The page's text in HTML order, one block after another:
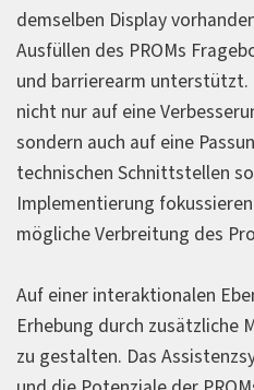
demselben Display
Ausfüllen des PROMs
und barrierearm unterstützt.
nicht nur auf eine
sondern auch auf eine
technischen Schnittstellen
Implementierung
mögliche Verbreitung des
Auf einer interaktionalen
Erhebung durch zusätzliche
zu gestalten. Das